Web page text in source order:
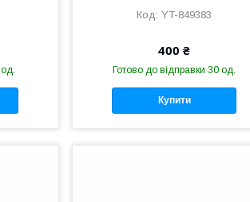
YT-849383
400 ₴
Готово до відправки 30 од.
Купити